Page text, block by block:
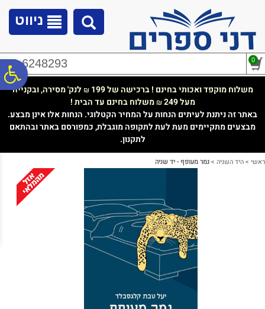
נגישות
ניווט
02-6248293 0
משלוח מוקפד ואכותי בחינם ! ברכישה של 199 ₪ לנק' מסירה, ובקנייה
מעל 249
₪משלוח בחינם עד הבית !
באתר זה ניתנת לעיתים הנחות על המחיר הקטלוגי. הנחות אלו אינן מבצע.
מבצעים מתקיימים מעת לעת לתקופה מוגבלת, כמפורסם באתר ובהתאם
לתקנון.
ראשי >היד השניה >נמר מעופף - יד שניה